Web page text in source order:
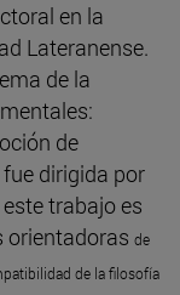
en la
Lateranense.
de la
de
dirigida por
trabajo es
orientadoras de
de la filosofía